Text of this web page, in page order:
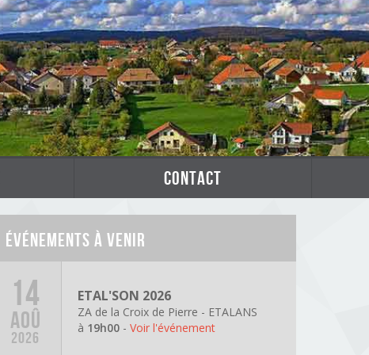
contact
Événements à venir
14
AOÛ
2026
ETAL'SON 2026
ZA de la Croix de Pierre - ETALANS
à 19h00 -Voir l'événement